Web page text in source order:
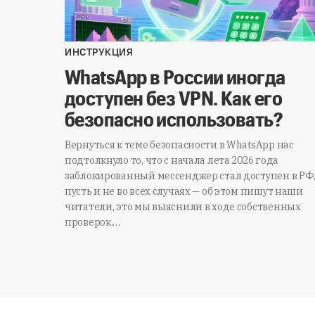
ИНСТРУКЦИЯ
WhatsApp в России иногда
доступен без VPN. Как его
безопасно использовать?
Вернуться к теме безопасности в WhatsApp нас
подтолкнуло то, что с начала лета 2026 года
заблокированный мессенджер стал доступен в
пусть и не во всех случаях — об этом пишут наши
читатели, это мы выяснили в ходе собственных
проверок.…